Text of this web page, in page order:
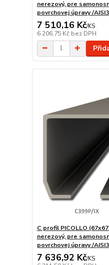
nerezový, pre
povrchovej úpravy /
7 510,16 Kč/KS
6 206,75 Kč bez DPH
C profil PICOLLO
nerezový, pre
povrchovej úpravy /
7 636,92 Kč/KS